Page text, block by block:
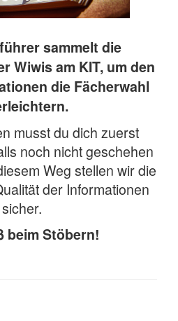
sammelt die
Wiwis am KIT, um den
die Fächerwahl
musst du dich zuerst
noch nicht geschehen
Weg stellen wir die
der Informationen
sicher.
beim Stöbern!